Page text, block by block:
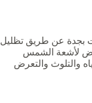
بجدة عن طريق تظليل
لأشعة الشمس
والتلوث والتعرض